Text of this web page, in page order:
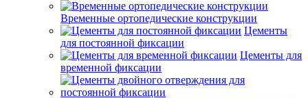
Временные ортопедические конструкции
Цементы
для постоянной фиксации
Цементы для
временной фиксации